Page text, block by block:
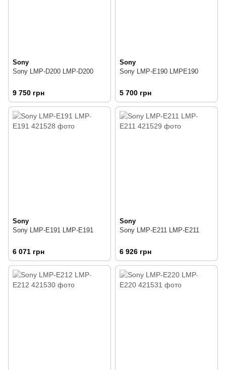
Sony
Sony LMP-D200 LMP-D200
9 750 грн
Sony
Sony LMP-E190 LMPE190
5 700 грн
Sony
Sony LMP-E191 LMP-E191
6 071 грн
Sony
Sony LMP-E211 LMP-E211
6 926 грн